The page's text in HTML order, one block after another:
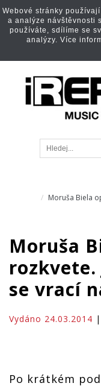
Moruša Biela
Moruša
rozkvete.
se vrací
Vydáno 24.03.2014
Po krátkém
Webové stránky
a analýze návštěvnosti
používáte, sdílíme se
analýzy. Více